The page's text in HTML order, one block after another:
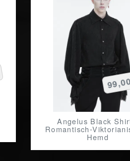
Angelus Black
Romantisch-
Hemd